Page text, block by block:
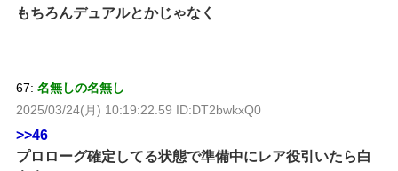
もちろんデュアルとかじゃなく
67: 名無しの名無し
2025/03/24(月) 10:19:22.59 ID:DT2bwkxQ0
>>46
プロローグ確定してる状態で準備中にレア役引いたら白